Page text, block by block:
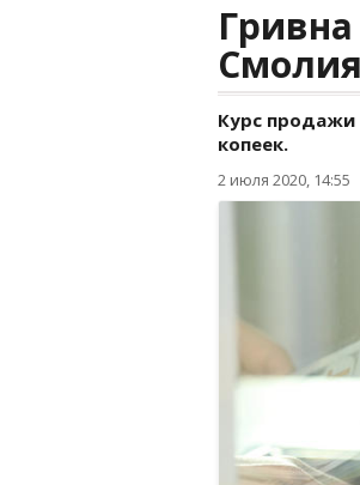
Смолия
Курс продажи
копеек.
2 июля 2020, 14:55